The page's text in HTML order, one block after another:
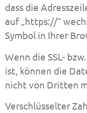
dass die
auf „https://“
Symbol in Ihrer
Wenn die SSL-
ist, können die
nicht von Dritten
Verschlüsselter